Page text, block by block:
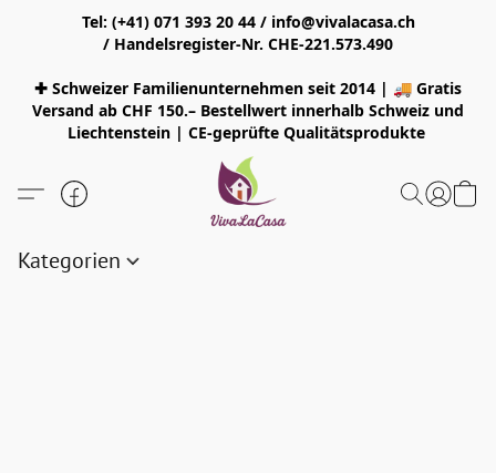
Tel: (+41) 071 393 20 44 / info@vivalacasa.ch
/ Handelsregister-Nr. CHE-221.573.490
✚ Schweizer Familienunternehmen seit 2014 | 🚚 Gratis
Versand ab CHF 150.– Bestellwert innerhalb Schweiz und
Liechtenstein | CE-geprüfte Qualitätsprodukte
Kategorien